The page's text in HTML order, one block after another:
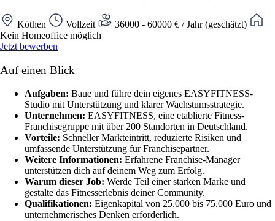
Köthen Vollzeit
36000 - 60000 € / Jahr (geschätzt)
Kein Homeoffice möglich
Jetzt bewerben
Auf einen Blick
Aufgaben: Baue und führe dein eigenes EASYFITNESS-
Studio mit Unterstützung und klarer Wachstumsstrategie.
Unternehmen: EASYFITNESS, eine etablierte Fitness-
Franchisegruppe mit über 200 Standorten in Deutschland.
Vorteile: Schneller Markteintritt, reduzierte Risiken und
umfassende Unterstützung für Franchisepartner.
Weitere Informationen: Erfahrene Franchise-Manager
unterstützen dich auf deinem Weg zum Erfolg.
Warum dieser Job: Werde Teil einer starken Marke und
gestalte das Fitnesserlebnis deiner Community.
Qualifikationen: Eigenkapital von 25.000 bis 75.000 Euro und
unternehmerisches Denken erforderlich.